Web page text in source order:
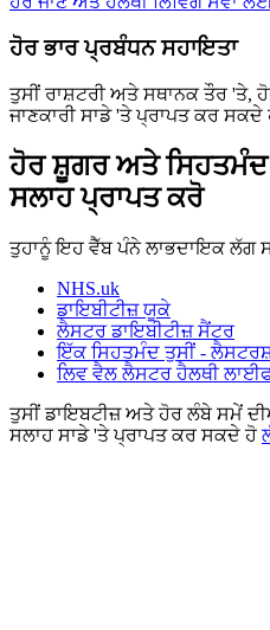
ਹੋਰ ਭਾਰ ਪ੍ਰਬੰਧਨ ਸਹਾਇਤਾ
ਤੁਸੀਂ ਰਾਸ਼ਟਰੀ ਅਤੇ ਸਥਾਨਕ ਤੌਰ 'ਤੇ,
ਜਾਣਕਾਰੀ ਸਾਡੇ 'ਤੇ ਪ੍ਰਾਪਤ ਕਰ
ਹੋਰ ਸ਼ੂਗਰ ਅਤੇ ਸਿਹਤਮੰਦ
ਸਲਾਹ ਪ੍ਰਾਪਤ ਕਰੋ
ਤੁਹਾਨੂੰ ਇਹ ਵੈੱਬ ਪੰਨੇ ਲਾਭਦਾਇਕ ਲੱਗ
NHS.uk
ਡਾਇਬੀਟੀਜ਼ ਯੂਕੇ
ਲੈਸਟਰ ਡਾਇਬੀਟੀਜ਼ ਸੈਂਟਰ
ਇੱਕ ਸਿਹਤਮੰਦ ਤੁਸੀਂ -
ਲਿਵ ਵੈਲ ਲੈਸਟਰ ਹੈਲਥੀ
ਤੁਸੀਂ ਡਾਇਬਟੀਜ਼ ਅਤੇ ਹੋਰ ਲੰਬੇ ਸਮੇਂ
ਸਲਾਹ ਸਾਡੇ 'ਤੇ ਪ੍ਰਾਪਤ ਕਰ ਸਕਦੇ ਹੋ